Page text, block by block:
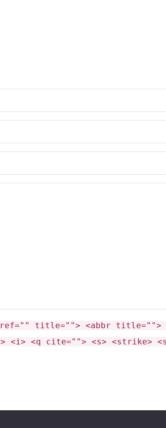
полностью объект.
title=""> <abbr title="">
<i> <q cite=""> <s> <strike>